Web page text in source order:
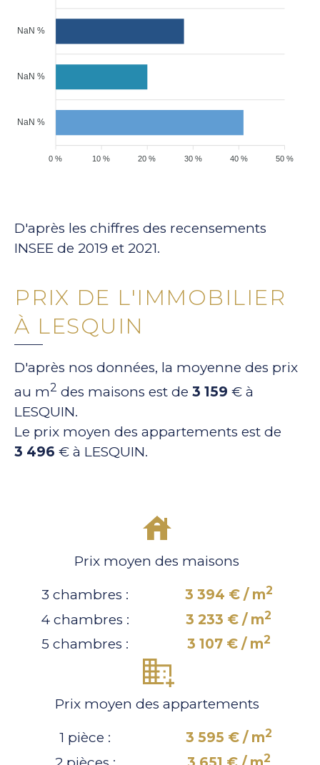
NaN %
NaN %
NaN %
50 %
40 %
30 %
20 %
10 %
0 %
D'après les chiffres des recensements
INSEE de 2019 et 2021.
PRIX DE L'IMMOBILIER
À LESQUIN
D'après nos données, la moyenne des prix
au m2 des maisons est de 3 159 € à
LESQUIN.
Le prix moyen des appartements est de
3 496 € à LESQUIN.
Prix moyen des maisons
3 chambres : 3 394 € / m2
4 chambres : 3 233 € / m2
5 chambres : 3 107 € / m2
Prix moyen des appartements
1 pièce : 3 595 € / m2
2